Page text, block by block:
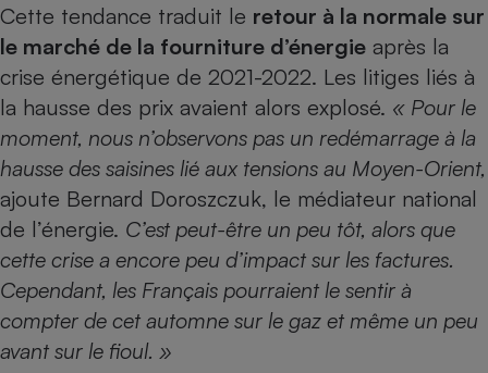
Cette tendance traduit le retour à la normale sur
le marché de la fourniture d’énergie après la
crise énergétique de 2021-2022. Les litiges liés à
la hausse des prix avaient alors explosé. « Pour le
moment, nous n’observons pas un redémarrage à la
hausse des saisines lié aux tensions au Moyen-Orient,
ajoute Bernard Doroszczuk, le médiateur national
de l’énergie. C’est peut-être un peu tôt, alors que
cette crise a encore peu d’impact sur les factures.
Cependant, les Français pourraient le sentir à
compter de cet automne sur le gaz et même un peu
avant sur le fioul. »